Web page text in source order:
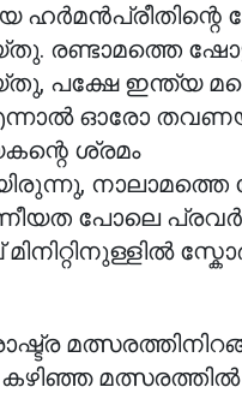
ഹർമൻപ്രീതിന്റെ
രണ്ടാമത്തെ
പക്ഷേ ഇന്ത്യ
എന്നാൽ ഓരോ
ശ്രമം
നാലാമത്തെ
പോലെ
മത്സരത്തിൽ